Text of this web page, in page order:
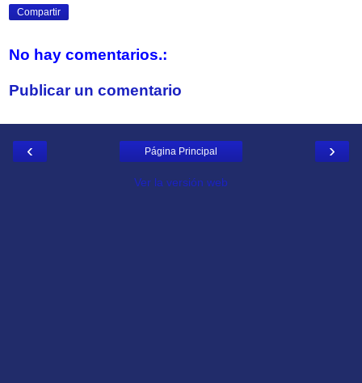
Compartir
No hay comentarios.:
Publicar un comentario
‹ ›
Página Principal
Ver la versión web